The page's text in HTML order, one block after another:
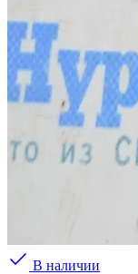
В наличии